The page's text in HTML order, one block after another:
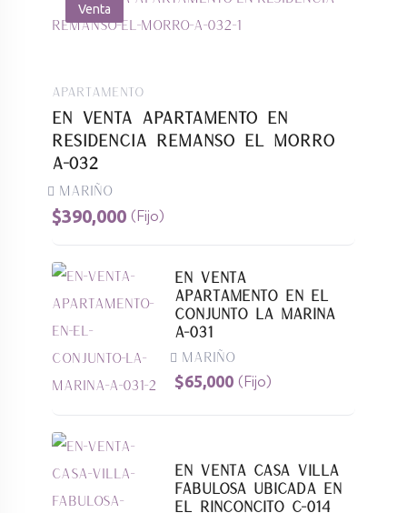
Venta
Apartamento
En Venta Apartamento En
Residencia Remanso El Morro
A-032
Mariño
$390,000 (Fijo)
En Venta
Apartamento En El
Conjunto La Marina
A-031
Mariño
$65,000 (Fijo)
En Venta Casa Villa
Fabulosa Ubicada En
El Rinconcito C-014